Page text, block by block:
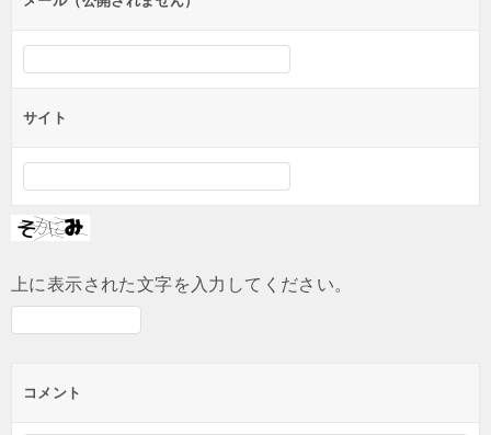
サイト
上に表示された文字を入力してください。
コメント